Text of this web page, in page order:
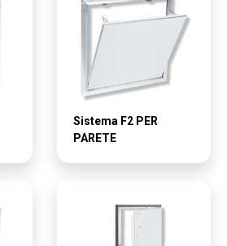
Sistema F2 PER
PARETE